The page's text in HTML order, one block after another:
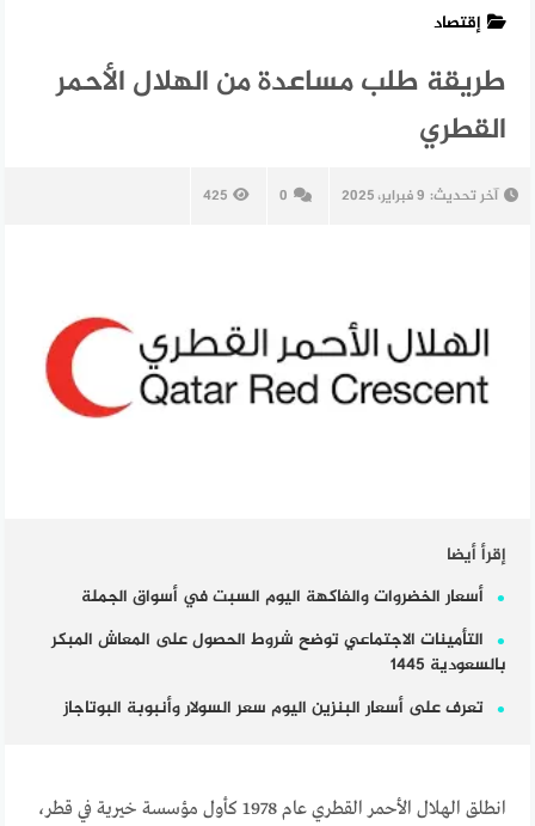
إقتصاد
طريقة طلب مساعدة من الهلال الأحمر
القطري
آخر تحديث: 9 فبراير، 2025 0
425
إقرأ أيضا
أسعار الخضروات والفاكهة اليوم السبت في أسواق الجملة
التأمينات الاجتماعي توضح شروط الحصول على المعاش المبكر
بالسعودية 1445
تعرف على أسعار البنزين اليوم سعر السولار وأنبوبة البوتاجاز
انطلق الهلال الأحمر القطري عام 1978 كأول مؤسسة خيرية في قطر،